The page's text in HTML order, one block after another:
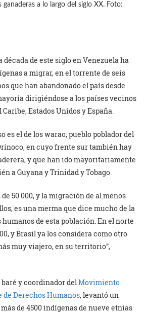
a lo largo del siglo XX. Foto:
década de este siglo en Venezuela ha
a migrar, en el torrente de seis
que han abandonado el país desde
dirigiéndose a los países vecinos
Estados Unidos y España.
es el de los warao, pueblo poblador del
en cuyo frente sur también hay
y que han ido mayoritariamente
a Guyana y Trinidad y Tobago.
50 000, y la migración de al menos
es una merma que dice mucho de la
de esta población. En el norte
y Brasil ya los considera como otro
muy viajero, en su territorio”,
baré y coordinador delMovimiento
Derechos Humanos, levantó un
de 4500 indígenas de nueve etnias